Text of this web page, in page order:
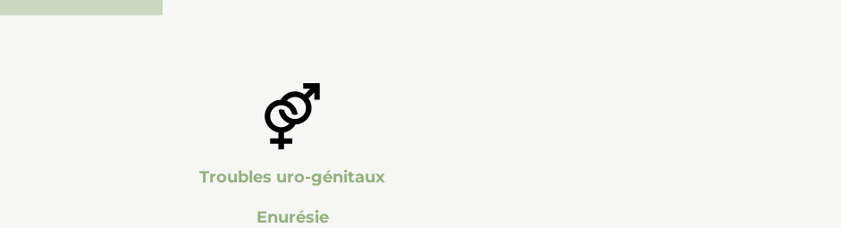
Troubles uro-génitaux
Enurésie